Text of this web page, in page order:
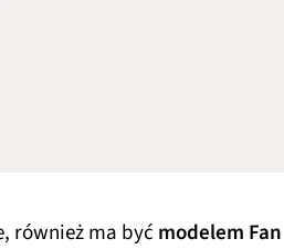
również ma być modelem Fan